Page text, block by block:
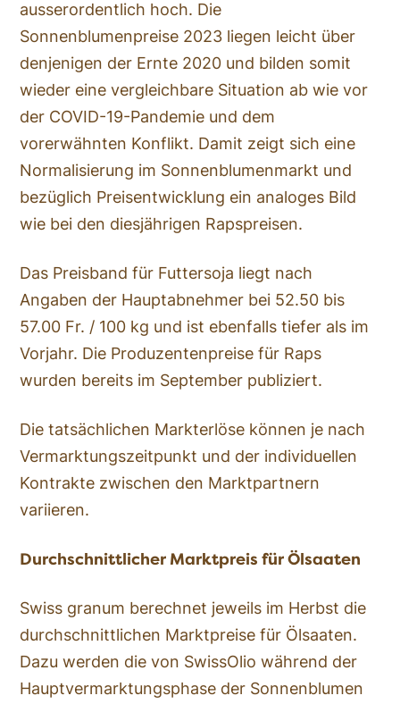
ausserordentlich hoch. Die
Sonnenblumenpreise 2023 liegen leicht über
denjenigen der Ernte 2020 und bilden somit
wieder eine vergleichbare Situation ab wie vor
der COVID-19-Pandemie und dem
vorerwähnten Konflikt. Damit zeigt sich eine
Normalisierung im Sonnenblumenmarkt und
bezüglich Preisentwicklung ein analoges Bild
wie bei den diesjährigen Rapspreisen.
Das Preisband für Futtersoja liegt nach
Angaben der Hauptabnehmer bei 52.50 bis
57.00 Fr. / 100 kg und ist ebenfalls tiefer als im
Vorjahr. Die Produzentenpreise für Raps
wurden bereits im September publiziert.
Die tatsächlichen Markterlöse können je nach
Vermarktungszeitpunkt und der individuellen
Kontrakte zwischen den Marktpartnern
variieren.
Durchschnittlicher Marktpreis für Ölsaaten
Swiss granum berechnet jeweils im Herbst die
durchschnittlichen Marktpreise für Ölsaaten.
Dazu werden die von SwissOlio während der
Hauptvermarktungsphase der Sonnenblumen